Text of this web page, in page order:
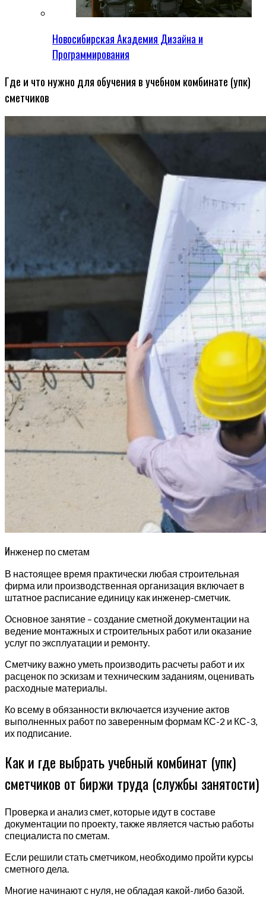
Новосибирская Академия Дизайна и
Программирования
Где и что нужно для обучения в учебном комбинате (упк)
сметчиков
Инженер по сметам
В настоящее время практически любая строительная
фирма или производственная организация включает в
штатное расписание единицу как инженер-сметчик.
Основное занятие – создание сметной документации на
ведение монтажных и строительных работ или оказание
услуг по эксплуатации и ремонту.
Сметчику важно уметь производить расчеты работ и их
расценок по эскизам и техническим заданиям, оценивать
расходные материалы.
Ко всему в обязанности включается изучение актов
выполненных работ по заверенным формам КС-2 и КС-3,
их подписание.
Как и где выбрать учебный комбинат (упк)
сметчиков от биржи труда (службы занятости)
Проверка и анализ смет, которые идут в составе
документации по проекту, также является частью работы
специалиста по сметам.
Если решили стать сметчиком, необходимо пройти курсы
сметного дела.
Многие начинают с нуля, не обладая какой-либо базой.